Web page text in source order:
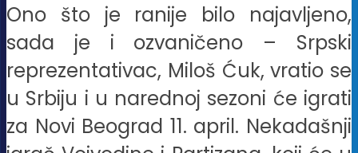
Ono što je ranije bilo najavljeno,
sada je i ozvaničeno – Srpski
reprezentativac, Miloš Ćuk, vratio se
u Srbiju i u narednoj sezoni će igrati
za Novi Beograd 11. april. Nekadašnji